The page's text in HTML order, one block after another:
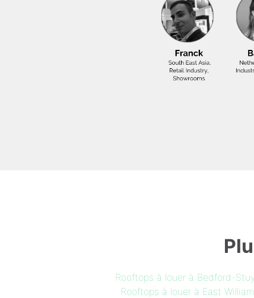
Rooftops à louer à Bedford-
Rooftops à louer à East